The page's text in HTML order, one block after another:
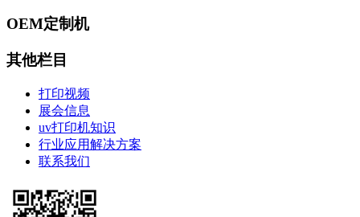
OEM定制机
其他栏目
打印视频
展会信息
uv打印机知识
行业应用解决方案
联系我们